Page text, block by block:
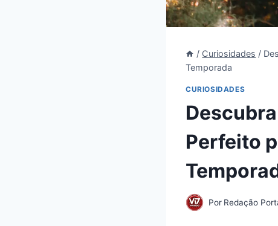
/ Curiosidades /
Temporada
CURIOSIDADES
Perfeito
Por Redação